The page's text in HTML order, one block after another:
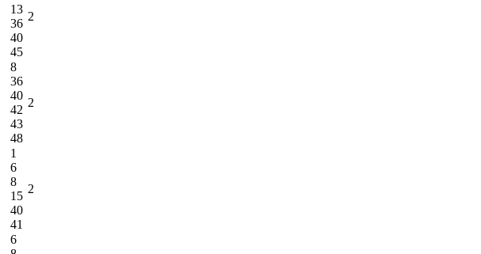
13
36
40
45
2
8
36
40
42
43
48
2
1
6
8
15
40
41
2
6